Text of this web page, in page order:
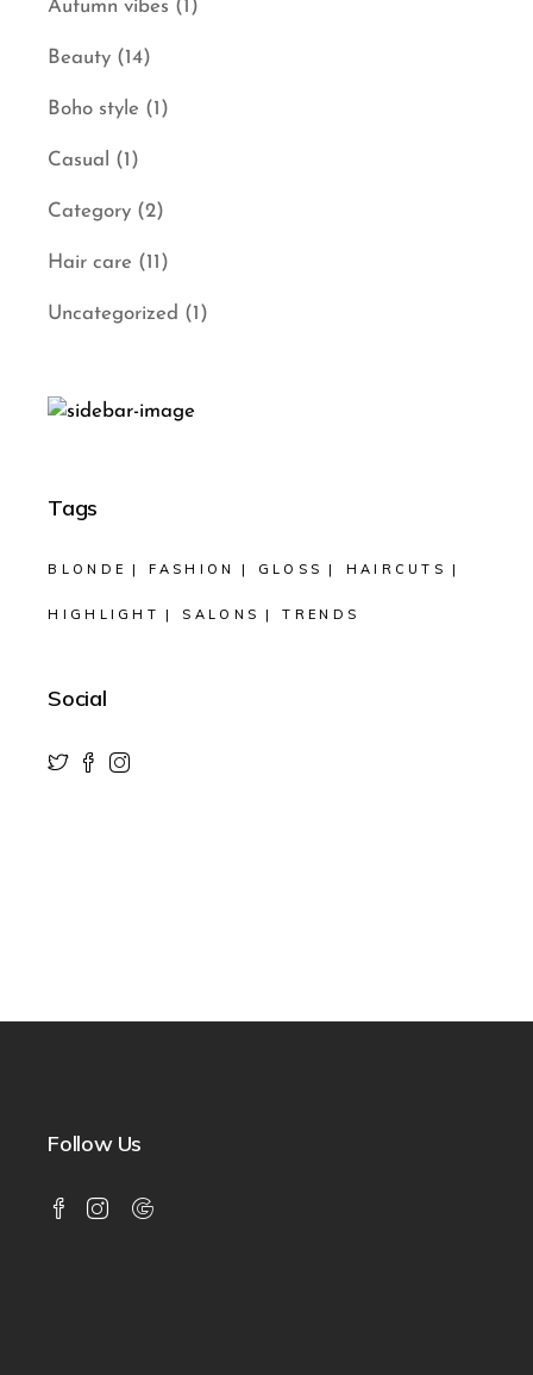
Autumn vibes (1)
Beauty (14)
Boho style (1)
Casual (1)
Category (2)
Hair care (11)
Uncategorized (1)
Tags
BLONDE FASHION GLOSS HAIRCUTS
HIGHLIGHT SALONS TRENDS
Social
Follow Us